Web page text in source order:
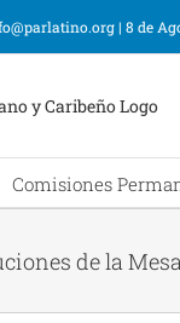
| 8 de
Comisiones
de la